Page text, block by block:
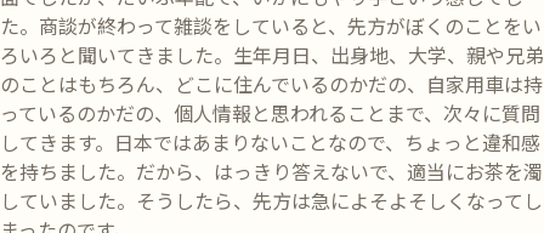
た。商談が終わって雑談をしていると、先方がぼくのことをい
ろいろと聞いてきました。生年月日、出身地、大学、親や兄弟
のことはもちろん、どこに住んでいるのかだの、自家用車は持
っているのかだの、個人情報と思われることまで、次々に質問
してきます。日本ではあまりないことなので、ちょっと違和感
を持ちました。だから、はっきり答えないで、適当にお茶を濁
していました。そうしたら、先方は急によそよそしくなってし